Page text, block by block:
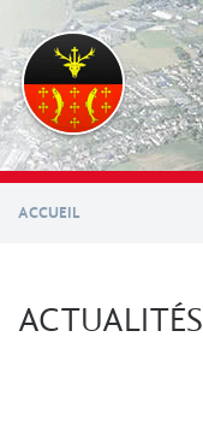
contenu
principal
ACCUEIL
ACTUALITÉS